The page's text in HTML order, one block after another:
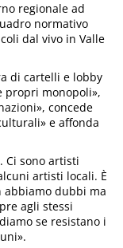
regionale ad
normativo
dal vivo in Valle
di cartelli e lobby
propri monopoli»,
concede
e affonda
Ci sono artisti
artisti locali. È
abbiamo dubbi ma
agli stessi
se resistano i